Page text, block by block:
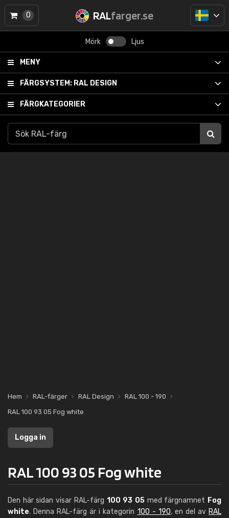
RALfarger.se
Mörk Ljus
MENY
FÄRGSYSTEM: RAL DESIGN
FÄRGKATEGORIER
0
Hem RAL-färger RAL Design
RAL 100 - 190
RAL 100 93 05 Fog white
Logga in
RAL 100 93 05 Fog white
Den här sidan visar RAL-färg 100 93 05med färgnamnet Fog
white. Denna RAL-färg är i kategorin 100 - 190, en del av RAL